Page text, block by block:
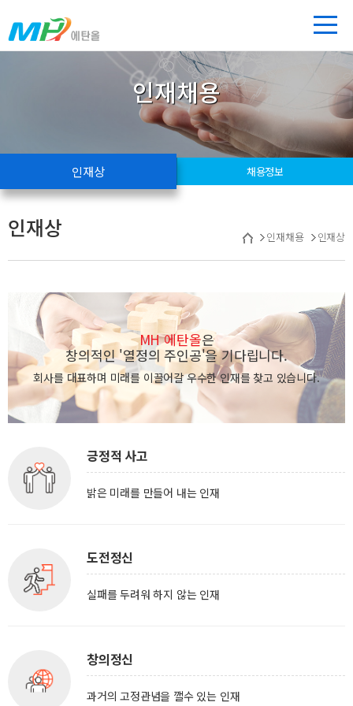
인재채용
인재상 채용정보
인재상 인재채용 인재상
MH 에탄올은
창의적인 '열정의 주인공'을 기다립니다.
회사를 대표하며 미래를 이끌어갈 우수한 인재를 찾고 있습니다.
긍정적 사고
밝은 미래를 만들어 내는 인재
도전정신
실패를 두려워 하지 않는 인재
창의정신
과거의 고정관념을 깰수 있는 인재